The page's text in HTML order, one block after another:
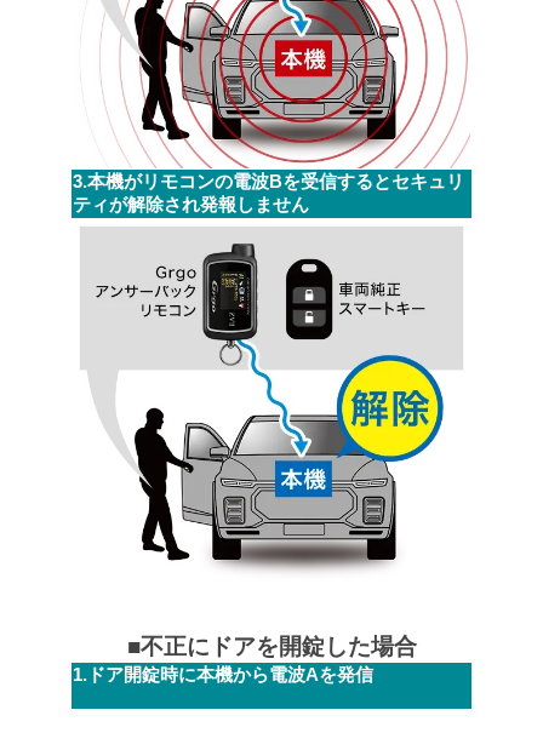
3.本機がリモコンの電波Bを受信するとセキュリ
ティが解除され発報しません
■不正にドアを開錠した場合
1.ドア開錠時に本機から電波Aを発信